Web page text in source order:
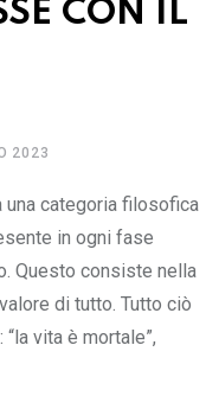
CON IL
2023
una categoria filosofica
in ogni fase
Questo consiste nella
di tutto. Tutto ciò
vita è mortale”,